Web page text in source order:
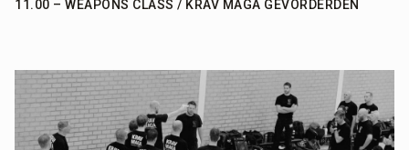
11.00 – WEAPONS CLASS / KRAV MAGA GEVORDERDEN